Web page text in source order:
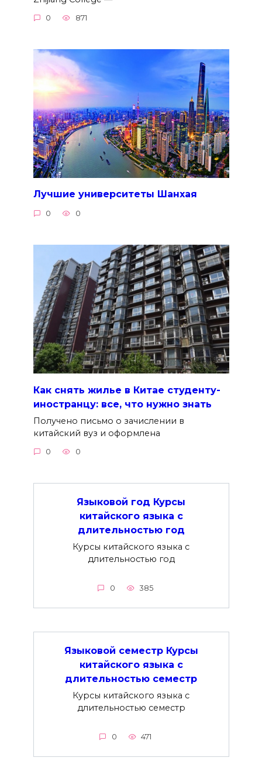
0 871
Лучшие университеты Шанхая
0 0
Как снять жилье в Китае студенту-
иностранцу: все, что нужно знать
Получено письмо о зачислении в
китайский вуз и оформлена
0 0
Языковой год Курсы
китайского языка с
длительностью год
Курсы китайского языка с
длительностью год
0 385
Языковой семестр Курсы
китайского языка с
длительностью семестр
Курсы китайского языка с
длительностью семестр
0 471